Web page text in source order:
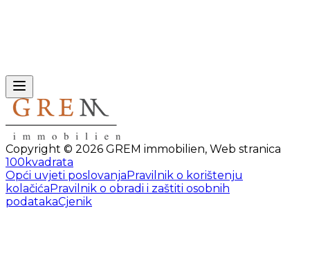
Copyright © 2026 GREM immobilien, Web stranica
100kvadrata
Opći uvjeti poslovanjaPravilnik o korištenju
kolačićaPravilnik o obradi i zaštiti osobnih
podatakaCjenik